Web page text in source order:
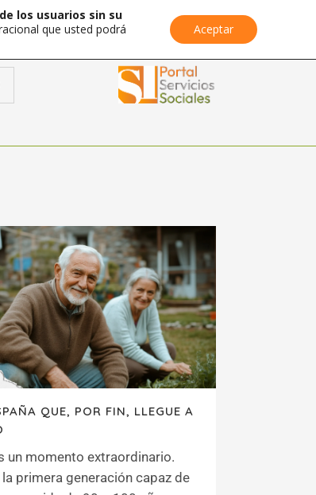
QUE, POR FIN, LLEGUE A
un momento extraordinario.
primera generación capaz de
los usuarios sin su
que usted podrá
Aceptar